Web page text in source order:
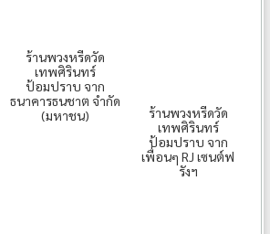
ร้านพวงหรีดวัด
เทพศิรินทร์
ป้อมปราบ จาก
ธนาคารธนชาต จำกัด
(มหาชน)
ร้านพวงหรีดวัด
เทพศิรินทร์
ป้อมปราบ จาก
เพื่อนๆ RJ เซนต์ฟ
รังฯ